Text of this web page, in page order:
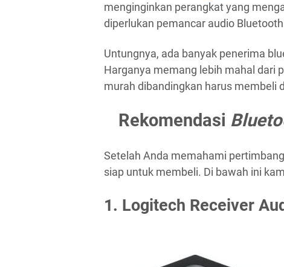
menginginkan perangkat yang
diperlukan pemancar audio
Untungnya, ada banyak penerima
Harganya memang lebih mahal dari
murah dibandingkan harus membeli
Rekomendasi
Setelah Anda memahami
siap untuk membeli. Di bawah ini
1. Logitech Receiver